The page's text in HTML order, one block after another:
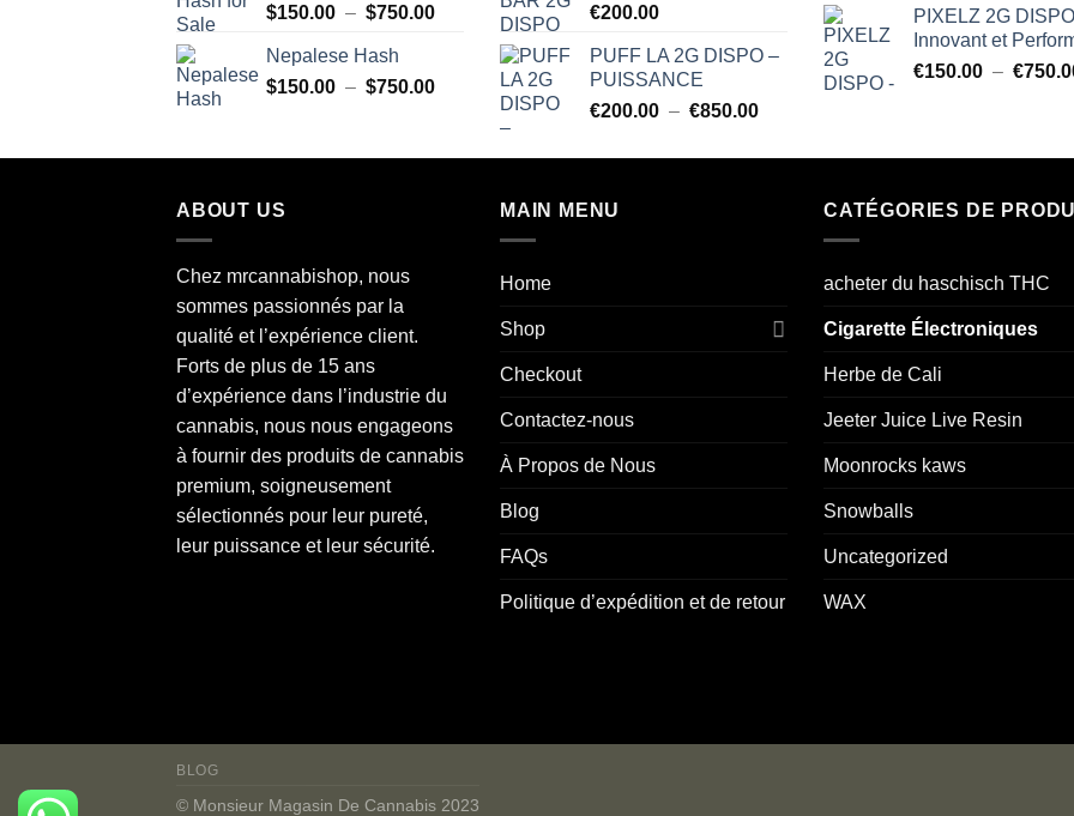
$454.00
$150.00 – $750.00Plage
$150.00
Nepalese Hash
$150.00 – $750.00Plage
$150.00
€750.00
€200.00
PUFF LA 2G DISPO –
PUISSANCE
€200.00 – €850.00Plage
prix :
€850.00
PIXELZ 2G
Innovant et
€150.00 – €
ABOUT US
Chez mrcannabishop, nous
sommes passionnés par la
qualité et l’expérience client.
Forts de plus de 15 ans
d’expérience dans l’industrie du
cannabis, nous nous engageons
à fournir des produits de cannabis
premium, soigneusement
sélectionnés pour leur pureté,
leur puissance et leur sécurité.
MAIN MENU
Home
Shop
Checkout
Contactez-nous
À Propos de Nous
Blog
FAQs
Politique d’expédition et de retour
CATÉGORIES DE
acheter du haschisch THC
Cigarette Électroniques
Herbe de Cali
Jeeter Juice Live Resin
Moonrocks kaws
Snowballs
Uncategorized
WAX
BLOG
© Monsieur Magasin De Cannabis 2023